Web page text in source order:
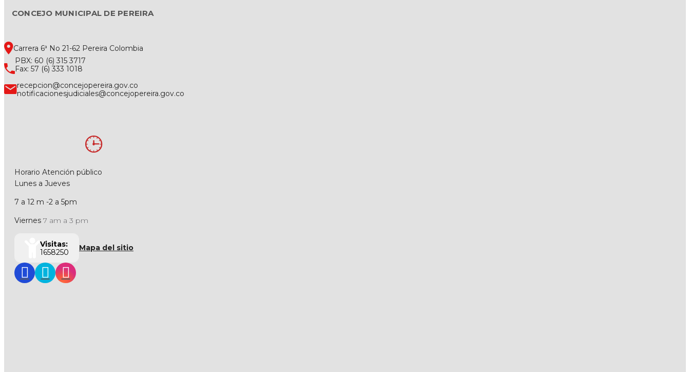
CONCEJO MUNICIPAL DE PEREIRA
Carrera 6ª No 21-62 Pereira Colombia
PBX: 60 (6) 315 3717
Fax: 57 (6) 333 1018
recepcion@concejopereira.gov.co
notificacionesjudiciales@concejopereira.gov.co
Horario Atención público
Lunes a Jueves
7 a 12 m -2 a 5pm
Viernes 7 am a 3 pm
Visitas:
1658250
Mapa del sitio